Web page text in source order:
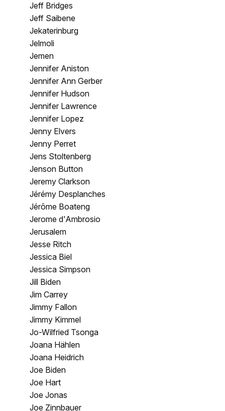
Jeff Bridges
Jeff Saibene
Jekaterinburg
Jelmoli
Jemen
Jennifer Aniston
Jennifer Ann Gerber
Jennifer Hudson
Jennifer Lawrence
Jennifer Lopez
Jenny Elvers
Jenny Perret
Jens Stoltenberg
Jenson Button
Jeremy Clarkson
Jérémy Desplanches
Jérôme Boateng
Jerome d'Ambrosio
Jerusalem
Jesse Ritch
Jessica Biel
Jessica Simpson
Jill Biden
Jim Carrey
Jimmy Fallon
Jimmy Kimmel
Jo-Wilfried Tsonga
Joana Hählen
Joana Heidrich
Joe Biden
Joe Hart
Joe Jonas
Joe Zinnbauer